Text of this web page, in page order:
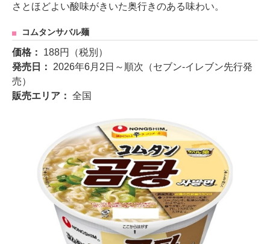
さとほどよい酸味がきいた奥行きのある味わい。
コムタンサバル麺
価格： 188円（税別）
発売日： 2026年6月2日～順次（セブン‐イレブン先行発
売）
販売エリア： 全国